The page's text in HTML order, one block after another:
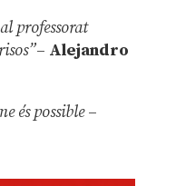
professorat
– Alejandro
és possible –